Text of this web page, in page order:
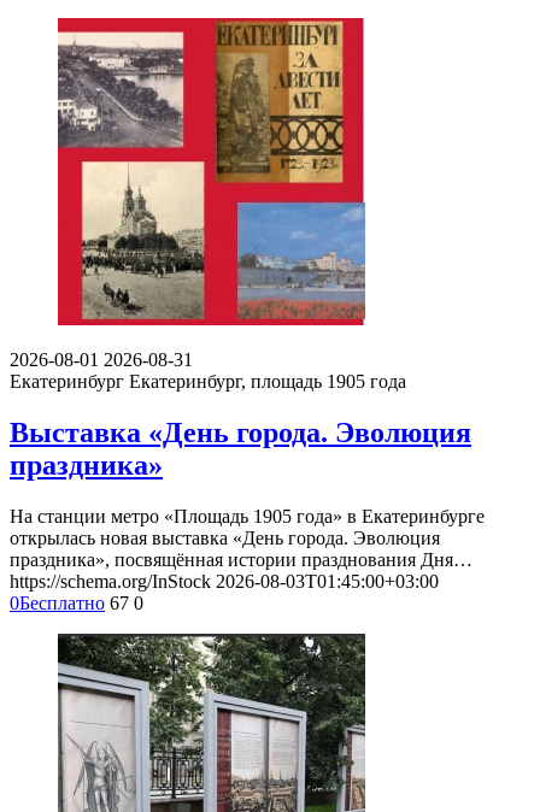
2026-08-01 2026-08-31
Екатеринбург Екатеринбург, площадь 1905 года
Выставка «День города. Эволюция
праздника»
На станции метро «Площадь 1905 года» в Екатеринбурге
открылась новая выставка «День города. Эволюция
праздника», посвящённая истории празднования Дня…
https://schema.org/InStock 2026-08-03T01:45:00+03:00
0Бесплатно 67 0